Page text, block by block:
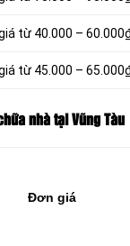
từ 40.000 –
từ 45.000 –
nhà tại Vũng Tàu
Đơn giá